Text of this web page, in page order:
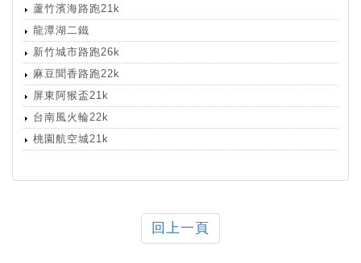
蘆竹濱海路跑21k
龍潭湖二鐵
新竹城市路跑26k
麻豆聞香路跑22k
屏東阿猴盃21k
台南風火輪22k
桃園航空城21k
回上一頁